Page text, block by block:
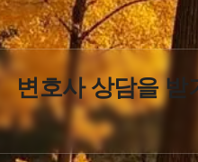
변호사 상담을 받